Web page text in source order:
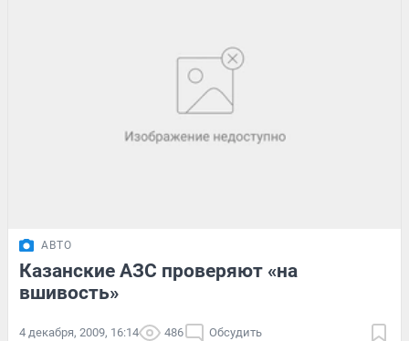
АВТО
Казанские АЗС проверяют «на
вшивость»
4 декабря, 2009, 16:14 486 Обсудить